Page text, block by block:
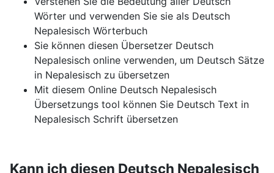
Wörter und verwenden Sie sie als Deutsch
Nepalesisch Wörterbuch
Sie können diesen Übersetzer Deutsch
Nepalesisch online verwenden, um Deutsch Sätze
in Nepalesisch zu übersetzen
Mit diesem Online Deutsch Nepalesisch
Übersetzungs tool können Sie Deutsch Text in
Nepalesisch Schrift übersetzen
Kann ich diesen Deutsch Nepalesisch